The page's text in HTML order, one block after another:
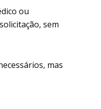
ou
sem
mas